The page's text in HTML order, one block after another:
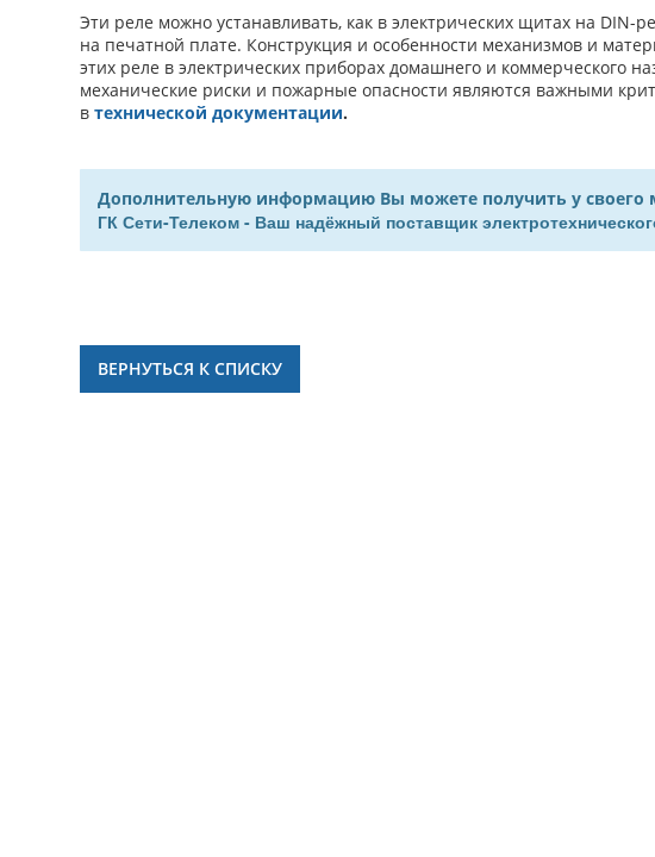
Эти реле можно устанавливать, как в электрических щитах на
на печатной плате. Конструкция и особенности механизмов и
этих реле в электрических приборах домашнего и коммерческого
механические риски и пожарные опасности являются важными
втехнической документации.
Дополнительную информацию Вы можете получить у своего
ГК Сети-Телеком - Ваш надёжный поставщик
ВЕРНУТЬСЯ К СПИСКУ